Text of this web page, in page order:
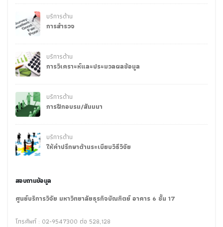
บริการด้าน
การสำรวจ
บริการด้าน
การวิเคราะห์และประมวลผลข้อมูล
บริการด้าน
การฝึกอบรม/สัมมนา
บริการด้าน
ให้คำปรึกษาด้านระเบียบวิธีวิจัย
สอบถามข้อมูล
ศูนย์บริการวิจัย มหาวิทยาลัยธุรกิจบัณฑิตย์ อาคาร 6 ชั้น 17
โทรศัพท์ : 02-9547300 ต่อ 528,128